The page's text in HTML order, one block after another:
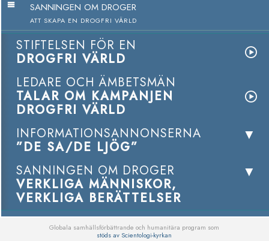
SANNINGEN OM DROGER
ATT SKAPA EN DROGFRI VÄRLD
STIFTELSEN FÖR EN
DROGFRI VÄRLD
LEDARE OCH ÄMBETSMÄN
TALAR OM KAMPANJEN
DROGFRI VÄRLD
INFORMATIONSANNONSERNA
”DE SA/DE LJÖG”
SANNINGEN OM DROGER
VERKLIGA MÄNNISKOR,
VERKLIGA BERÄTTELSER
Globala samhällsförbättrande och humanitära program som
stöds av Scientologi-kyrkan